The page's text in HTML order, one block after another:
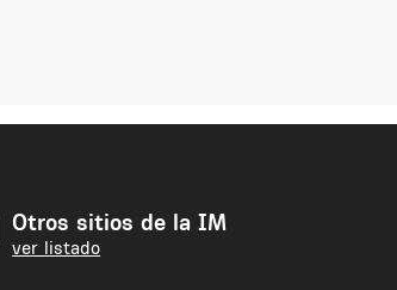
Otros sitios de la IM
ver listado